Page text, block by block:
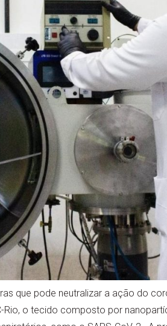
que pode neutralizar a ação do
Rio, o tecido composto por